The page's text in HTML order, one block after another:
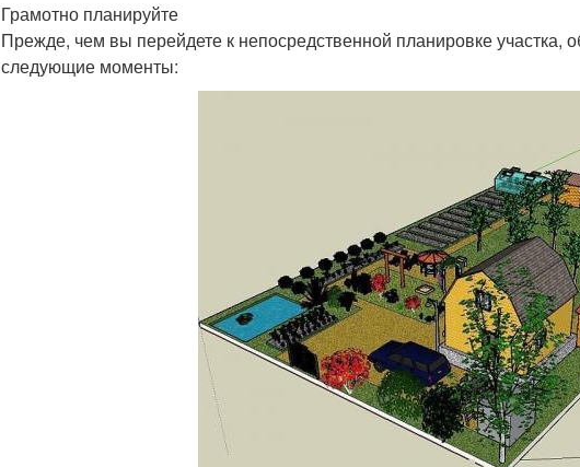
Грамотно планируйте
Прежде, чем вы перейдете к непосредственной планировке участка,
следующие моменты: